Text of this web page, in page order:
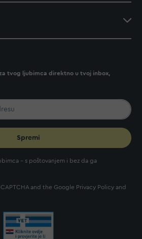
tvog ljubimca direktno u tvoj inbox,
Spremi
- s poštovanjem i bez da ga
and the Google Privacy Policy and